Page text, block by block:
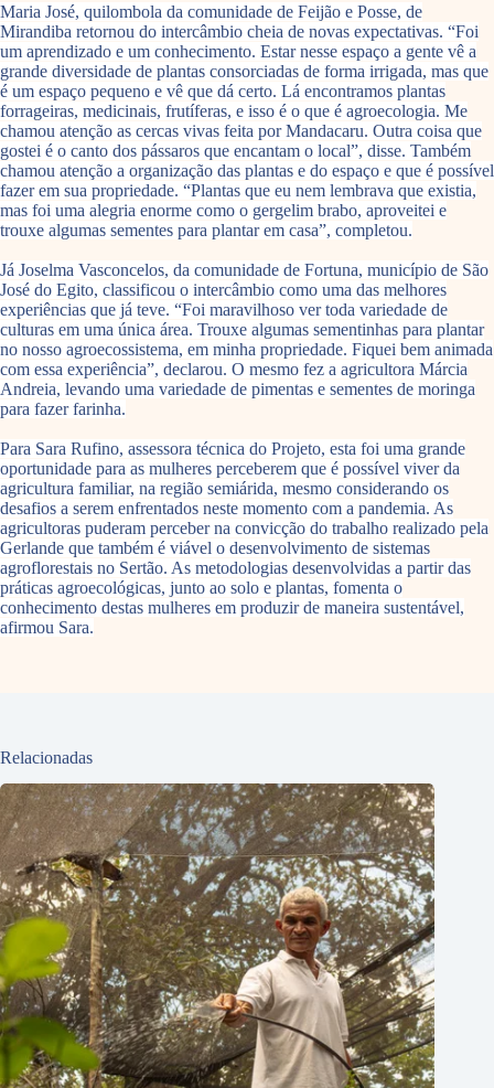
Maria José, quilombola da comunidade de Feijão e Posse, de
Mirandiba retornou do intercâmbio cheia de novas expectativas. “Foi
um aprendizado e um conhecimento. Estar nesse espaço a gente vê a
grande diversidade de plantas consorciadas de forma irrigada, mas que
é um espaço pequeno e vê que dá certo. Lá encontramos plantas
forrageiras, medicinais, frutíferas, e isso é o que é agroecologia. Me
chamou atenção as cercas vivas feita por Mandacaru. Outra coisa que
gostei é o canto dos pássaros que encantam o local”, disse. Também
chamou atenção a organização das plantas e do espaço e que é possível
fazer em sua propriedade. “Plantas que eu nem lembrava que existia,
mas foi uma alegria enorme como o gergelim brabo, aproveitei e
trouxe algumas sementes para plantar em casa”, completou.
Já Joselma Vasconcelos, da comunidade de Fortuna, município de São
José do Egito, classificou o intercâmbio como uma das melhores
experiências que já teve. “Foi maravilhoso ver toda variedade de
culturas em uma única área. Trouxe algumas sementinhas para plantar
no nosso agroecossistema, em minha propriedade. Fiquei bem animada
com essa experiência”, declarou. O mesmo fez a agricultora Márcia
Andreia, levando uma variedade de pimentas e sementes de moringa
para fazer farinha.
Para Sara Rufino, assessora técnica do Projeto, esta foi uma grande
oportunidade para as mulheres perceberem que é possível viver da
agricultura familiar, na região semiárida, mesmo considerando os
desafios a serem enfrentados neste momento com a pandemia. As
agricultoras puderam perceber na convicção do trabalho realizado pela
Gerlande que também é viável o desenvolvimento de sistemas
agroflorestais no Sertão. As metodologias desenvolvidas a partir das
práticas agroecológicas, junto ao solo e plantas, fomenta o
conhecimento destas mulheres em produzir de maneira sustentável,
afirmou Sara.
Relacionadas